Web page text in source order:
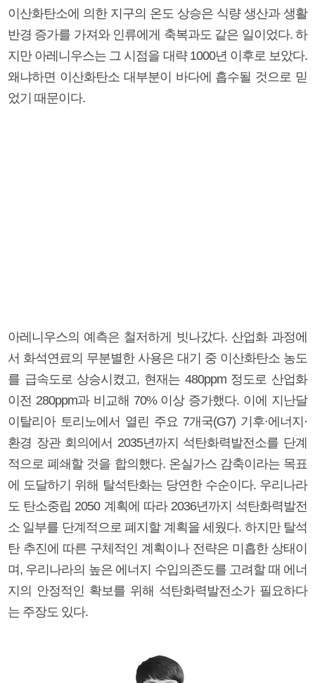
이산화탄소에 의한 지구의 온도 상승은 식량 생산과 생활
반경 증가를 가져와 인류에게 축복과도 같은 일이었다. 하
지만 아레니우스는 그 시점을 대략 1000년 이후로 보았다.
왜냐하면 이산화탄소 대부분이 바다에 흡수될 것으로 믿
었기 때문이다.
아레니우스의 예측은 철저하게 빗나갔다. 산업화 과정에
서 화석연료의 무분별한 사용은 대기 중 이산화탄소 농도
를 급속도로 상승시켰고, 현재는 480ppm 정도로 산업화
이전 280ppm과 비교해 70% 이상 증가했다. 이에 지난달
이탈리아 토리노에서 열린 주요 7개국(G7) 기후·에너지·
환경 장관 회의에서 2035년까지 석탄화력발전소를 단계
적으로 폐쇄할 것을 합의했다. 온실가스 감축이라는 목표
에 도달하기 위해 탈석탄화는 당연한 수순이다. 우리나라
도 탄소중립 2050 계획에 따라 2036년까지 석탄화력발전
소 일부를 단계적으로 폐지할 계획을 세웠다. 하지만 탈석
탄 추진에 따른 구체적인 계획이나 전략은 미흡한 상태이
며, 우리나라의 높은 에너지 수입의존도를 고려할 때 에너
지의 안정적인 확보를 위해 석탄화력발전소가 필요하다
는 주장도 있다.